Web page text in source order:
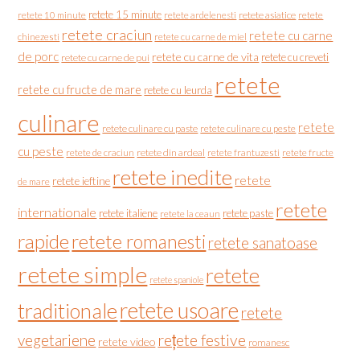
retete 10 minute retete 15 minute retete ardelenesti retete asiatice retete
chinezesti retete craciun retete cu carne de miel retete cu carne
de porc retete cu carne de pui retete cu carne de vita retete cu creveti
retete cu fructe de mare retete cu leurda retete
culinare retete culinare cu paste retete culinare cu peste retete
cu peste retete de craciun retete din ardeal retete frantuzesti retete fructe
de mare retete ieftine retete inedite retete
internationale retete italiene retete la ceaun retete paste retete
rapideretete romanesti retete sanatoase
retete simple retete spaniole retete
traditionaleretete usoare retete
vegetariene retete video rețete festive romanesc